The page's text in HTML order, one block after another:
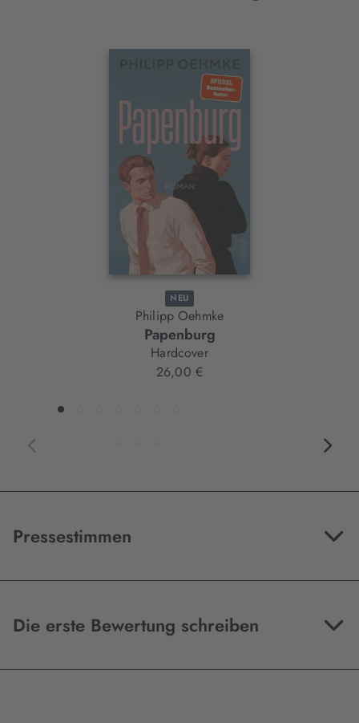
NEU
Philipp Oehmke
Papenburg
Hardcover
26,00 €
Pressestimmen
Die erste Bewertung schreiben